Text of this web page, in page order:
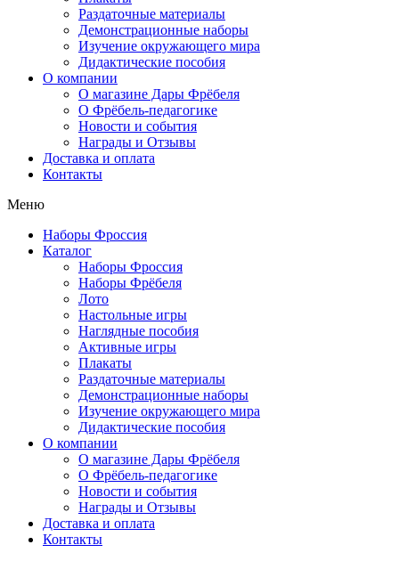
Раздаточные материалы
Демонстрационные наборы
Изучение окружающего мира
Дидактические пособия
О компании
О магазине Дары Фрёбеля
О Фрёбель-педагогике
Новости и события
Награды и Отзывы
Доставка и оплата
Контакты
Меню
Наборы Фроссия
Каталог
Наборы Фроссия
Наборы Фрёбеля
Лото
Настольные игры
Наглядные пособия
Активные игры
Плакаты
Раздаточные материалы
Демонстрационные наборы
Изучение окружающего мира
Дидактические пособия
О компании
О магазине Дары Фрёбеля
О Фрёбель-педагогике
Новости и события
Награды и Отзывы
Доставка и оплата
Контакты